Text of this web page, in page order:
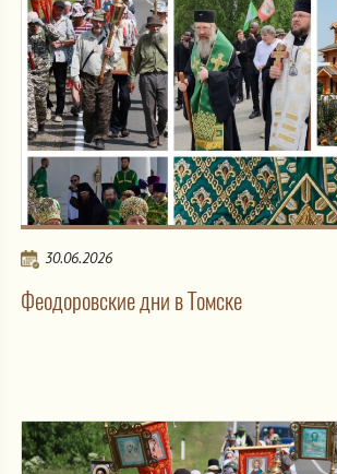
30.06.2026
Феодоровские дни в Томске